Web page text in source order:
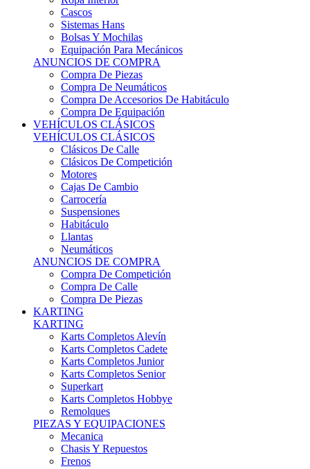
Cascos
Sistemas Hans
Bolsas Y Mochilas
Equipación Para Mecánicos
ANUNCIOS DE COMPRA
Compra De Piezas
Compra De Neumáticos
Compra De Accesorios De Habitáculo
Compra De Equipación
VEHÍCULOS CLÁSICOS
VEHÍCULOS CLÁSICOS
Clásicos De Calle
Clásicos De Competición
Motores
Cajas De Cambio
Carrocería
Suspensiones
Habitáculo
Llantas
Neumáticos
ANUNCIOS DE COMPRA
Compra De Competición
Compra De Calle
Compra De Piezas
KARTING
KARTING
Karts Completos Alevín
Karts Completos Cadete
Karts Completos Junior
Karts Completos Senior
Superkart
Karts Completos Hobbye
Remolques
PIEZAS Y EQUIPACIONES
Mecanica
Chasis Y Repuestos
Frenos